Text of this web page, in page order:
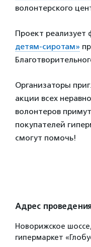
волонтерского
Проект реализует
детям-сиротам»
Организаторы
акции всех
волонтеров
покупателей
смогут помочь!
Адрес
Новорижское
гипермаркет